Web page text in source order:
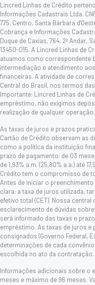
Lincred Linhas de Crédito
Informações Cadastrais Ltda.
775, Centro, Santa Bárbara
Cobrança e Informações
Duque de Caxias, 764, 2º Andar,
13450-015. A Lincred Linhas de
atuamos como correspondente
intermediação e atendimento
financeiras. A atividade de
Central do Brasil, nos termos
Importante: Lincred Linhas de
empréstimo, não exigimos
realização de qualquer operação.
As taxas de juros e prazos
Cartão de Crédito observam as
como a política da instituição
prazo de pagamento: de 03
de 1,93% a.m. (25,80% a.a.) até
Crédito tem o compromisso de
Antes de iniciar o
clara: a taxa de juros utilizada,
efetivo total (CET). Nossa
esclarecimento de dúvidas
será informado das taxas e
empréstimo. As taxas de juros
consignados (Governo Federal,
determinações de cada
escolhida no ato da contratação.
Informações adicionais sobre o
meses e máximo de 96 meses.